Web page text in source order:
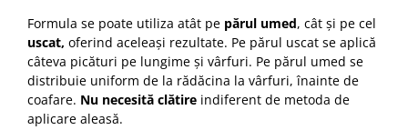
Formula se poate utiliza atât pe părul umed, cât și pe cel
uscat, oferind aceleași rezultate. Pe părul uscat se aplică
câteva picături pe lungime și vârfuri. Pe părul umed se
distribuie uniform de la rădăcina la vârfuri, înainte de
coafare. Nu necesită clătire indiferent de metoda de
aplicare aleasă.